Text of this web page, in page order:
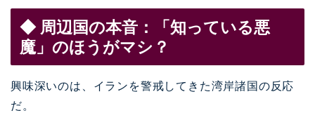
◆ 周辺国の本音：「知っている悪
魔」のほうがマシ？
興味深いのは、イランを警戒してきた湾岸諸国の反応
だ。